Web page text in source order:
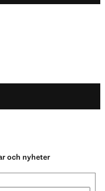
och nyheter